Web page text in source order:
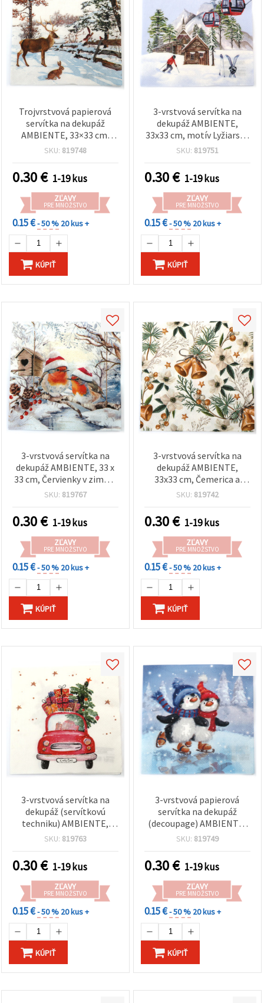
Trojvrstvová papierová
servítka na dekupáž
AMBIENTE, 33×33 cm,
motív Zimný večerný
SKU: 819748
0.30€ 1-19 kus
ZĽAVY
PRE MNOŽSTVO
0.15 €- 50 % 20 kus +
KÚPIŤ
3-vrstvová servítka na
dekupáž AMBIENTE,
33x33 cm, motív Lyžiarska
chata - 1 ks
SKU: 819751
0.30€ 1-19 kus
ZĽAVY
PRE MNOŽSTVO
0.15 €- 50 % 20 kus +
KÚPIŤ
3-vrstvová servítka na
dekupáž AMBIENTE, 33 x
33 cm, Červienky v zimnej
krajine - 1 ks
SKU: 819767
0.30€ 1-19 kus
ZĽAVY
PRE MNOŽSTVO
0.15 €- 50 % 20 kus +
KÚPIŤ
3-vrstvová servítka na
dekupáž AMBIENTE,
33x33 cm, Čemerica a
zvončeky – 1 ks
SKU: 819742
0.30€ 1-19 kus
ZĽAVY
PRE MNOŽSTVO
0.15 €- 50 % 20 kus +
KÚPIŤ
3-vrstvová servítka na
dekupáž (servítkovú
techniku) AMBIENTE,
33x33 cm, motív Kamión s
SKU: 819763
0.30€ 1-19 kus
ZĽAVY
PRE MNOŽSTVO
0.15 €- 50 % 20 kus +
KÚPIŤ
3-vrstvová papierová
servítka na dekupáž
(decoupage) AMBIENTE,
33 x 33 cm, Tučniaky na
SKU: 819749
0.30€ 1-19 kus
ZĽAVY
PRE MNOŽSTVO
0.15 €- 50 % 20 kus +
KÚPIŤ